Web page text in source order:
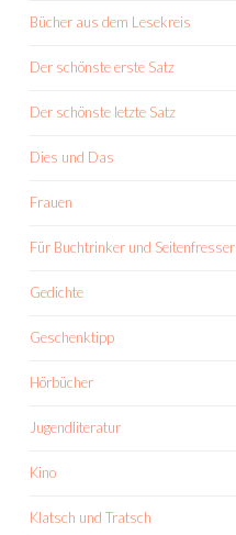
Bücher aus dem Lesekreis
Der schönste erste Satz
Der schönste letzte Satz
Dies und Das
Frauen
Für Buchtrinker und Seitenfresser
Gedichte
Geschenktipp
Hörbücher
Jugendliteratur
Kino
Klatsch und Tratsch